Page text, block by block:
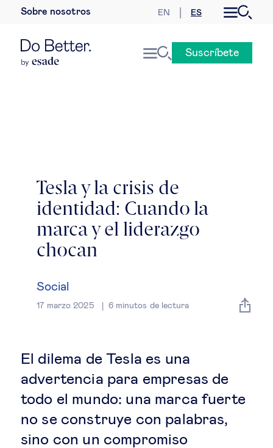
Sobre nosotros EN ES
Economía internacional
Empresa
Derecho empresarial
Gestión del talento
Mujeres & negocios
Innovación y tecnología
Suscríbete
Tesla y la crisis de
identidad: Cuando la
marca y el liderazgo
chocan
Social
17 marzo 2025 6minutos de lectura
El dilema de Tesla es una
advertencia para empresas de
todo el mundo: una marca fuerte
no se construye con palabras,
sino con un compromiso